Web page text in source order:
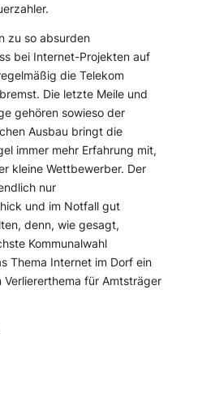
zu so absurden
bei Internet-Projekten auf
die Telekom
Die letzte Meile und
gehören sowieso der
Ausbau bringt die
immer mehr Erfahrung mit,
kleine Wettbewerber. Der
nur
und im Notfall gut
denn, wie gesagt,
Kommunalwahl
Thema Internet im Dorf ein
Verliererthema für Amtsträger